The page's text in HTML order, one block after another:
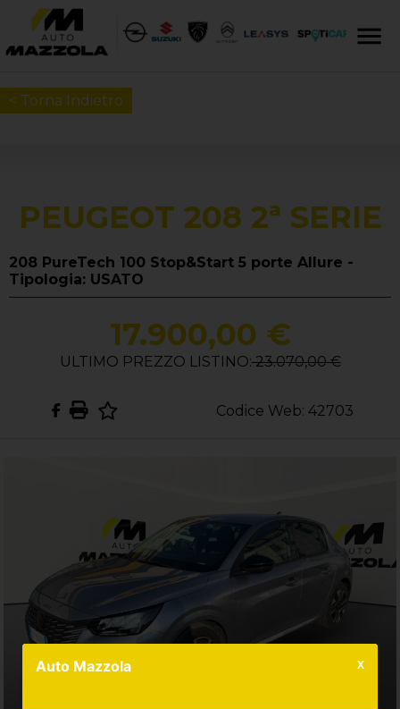
< Torna Indietro
Codice Web: 42703
PEUGEOT 208 2ª SERIE
208 PureTech 100 Stop&Start 5 porte Allure -
Tipologia: USATO
17.900,00 €
ULTIMO PREZZO LISTINO:23.070,00 €
Auto Mazzola X